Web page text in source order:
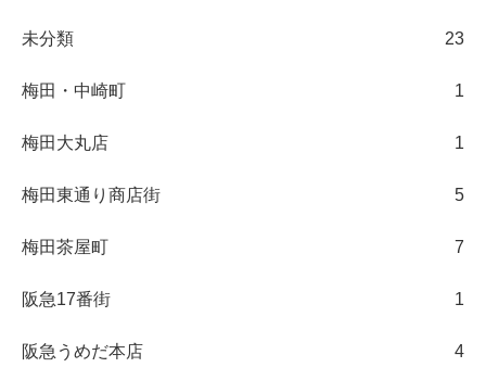
未分類 23
梅田・中崎町 1
梅田大丸店 1
梅田東通り商店街 5
梅田茶屋町 7
阪急17番街 1
阪急うめだ本店 4